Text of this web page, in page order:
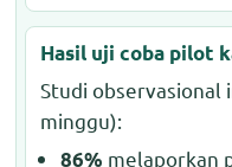
Hasil uji coba pilot
Studi observasional
minggu):
86% melaporkan